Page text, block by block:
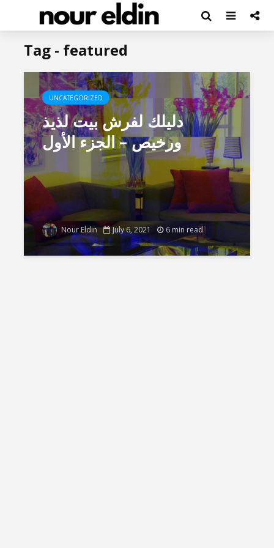
Tag - featured
UNCATEGORIZED
دليلك لفرش بيت لذيذ
ورخيص – الجزء الأول
Nour Eldin July 6, 2021 6 min read